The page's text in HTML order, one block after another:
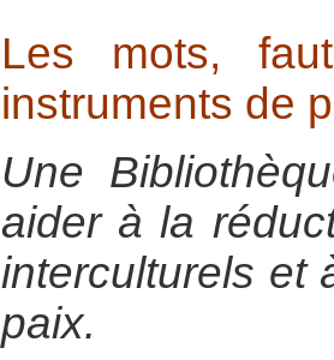
Les mots,
instruments de
Une
aider à la
interculturels et
paix.